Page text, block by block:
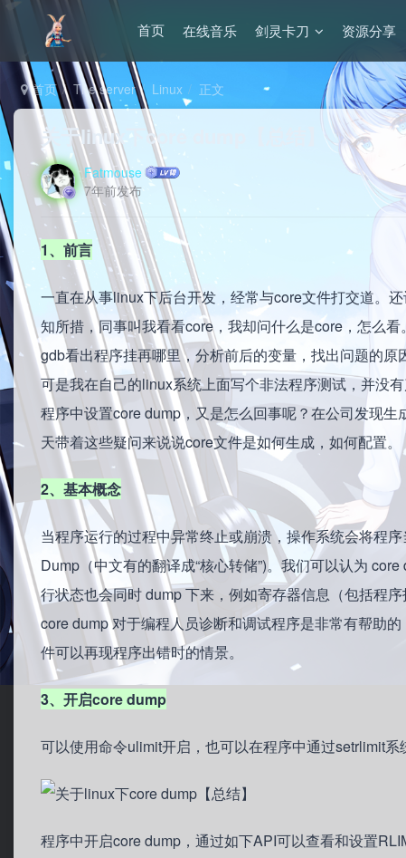
首页 在线音乐 剑灵卡刀 资源分享
首页 The server Linux 正文
关于linux下core dump【总结】
Fatmouse
7年前发布
1、前言
一直在从事linux下后台开发，经常与core文件打交道。
知所措，同事叫我看看core，我却问什么是core，怎么
gdb看出程序挂再哪里，分析前后的变量，找出问题的
可是我在自己的linux系统上面写个非法程序测试，并没
程序中设置core dump，又是怎么回事呢？在公司发现
天带着这些疑问来说说core文件是如何生成，如何配置。
2、基本概念
当程序运行的过程中异常终止或崩溃，操作系统会将程
Dump（中文有的翻译成“核心转储”)。我们可以认为
行状态也会同时 dump 下来，例如寄存器信息（包括程
core dump 对于编程人员诊断和调试程序是非常有帮助
件可以再现程序出错时的情景。
3、开启core dump
可以使用命令ulimit开启，也可以在程序中通过setrlimit系
程序中开启core dump，通过如下API可以查看和设置